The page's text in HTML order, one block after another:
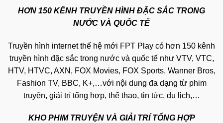
HƠN 150 KÊNH TRUYỀN HÌNH ĐẶC SẮC TRONG
NƯỚC VÀ QUỐC TẾ
Truyền hình internet thế hệ mới FPT Play có hơn 150 kênh
truyền hình đặc sắc trong nước và quốc tế như VTV, VTC,
HTV, HTVC, AXN, FOX Movies, FOX Sports, Wanner Bros,
Fashion TV, BBC, K+,…với nội dung đa dạng từ phim
truyện, giải trí tổng hợp, thể thao, tin tức, du lịch,…
KHO PHIM TRUYỆN VÀ GIẢI TRÍ TỔNG HỢP